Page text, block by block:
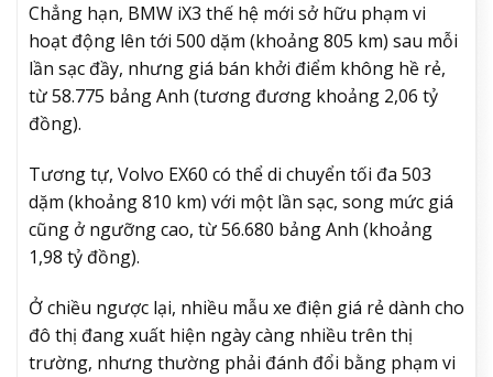
Chẳng hạn, BMW iX3 thế hệ mới sở hữu phạm vi
hoạt động lên tới 500 dặm (khoảng 805 km) sau mỗi
lần sạc đầy, nhưng giá bán khởi điểm không hề rẻ,
từ 58.775 bảng Anh (tương đương khoảng 2,06 tỷ
đồng).
Tương tự, Volvo EX60 có thể di chuyển tối đa 503
dặm (khoảng 810 km) với một lần sạc, song mức giá
cũng ở ngưỡng cao, từ 56.680 bảng Anh (khoảng
1,98 tỷ đồng).
Ở chiều ngược lại, nhiều mẫu xe điện giá rẻ dành cho
đô thị đang xuất hiện ngày càng nhiều trên thị
trường, nhưng thường phải đánh đổi bằng phạm vi